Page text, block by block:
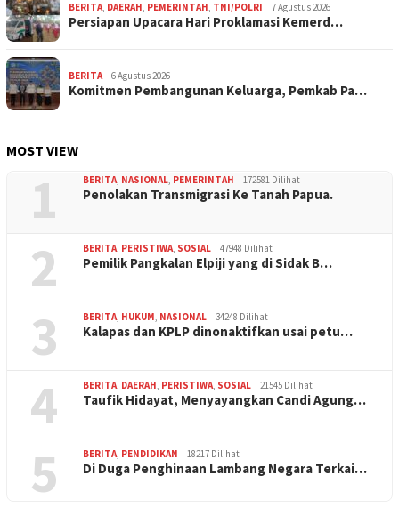
BERITA, DAERAH, PEMERINTAH, TNI/POLRI 7 Agustus 2026
Persiapan Upacara Hari Proklamasi Kemerd…
BERITA 6 Agustus 2026
Komitmen Pembangunan Keluarga, Pemkab Pa…
MOST VIEW
1 BERITA, NASIONAL, PEMERINTAH 172581 Dilihat
Penolakan Transmigrasi Ke Tanah Papua.
2 BERITA, PERISTIWA, SOSIAL 47948 Dilihat
Pemilik Pangkalan Elpiji yang di Sidak B…
3 BERITA, HUKUM, NASIONAL 34248 Dilihat
Kalapas dan KPLP dinonaktifkan usai petu…
4 BERITA, DAERAH, PERISTIWA, SOSIAL 21545 Dilihat
Taufik Hidayat, Menyayangkan Candi Agung…
5 BERITA, PENDIDIKAN 18217 Dilihat
Di Duga Penghinaan Lambang Negara Terkai…